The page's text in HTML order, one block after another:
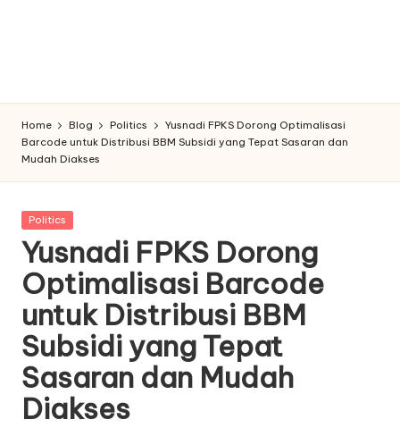
Home Blog Politics
Yusnadi FPKS Dorong Optimalisasi
Barcode untuk Distribusi BBM Subsidi yang Tepat Sasaran dan
Mudah Diakses
Posted
Politics
Yusnadi FPKS Dorong
Optimalisasi Barcode
untuk Distribusi BBM
Subsidi yang Tepat
Sasaran dan Mudah
Diakses